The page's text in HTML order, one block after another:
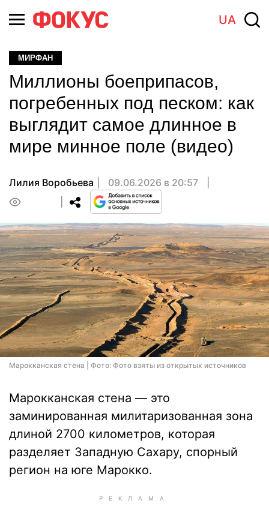
UA
МИРФАН
Миллионы боеприпасов,
погребенных под песком: как
выглядит самое длинное в
мире минное поле (видео)
Лилия Воробьева
09.06.2026 в 20:57
Марокканская стена | Фото: Фото взяты из открытых источников
Марокканская стена — это
заминированная милитаризованная зона
длиной 2700 километров, которая
разделяет Западную Сахару, спорный
регион на юге Марокко.